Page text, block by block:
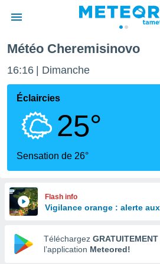
de
Météo Cheremisinovo
16:16 Dimanche
Éclaircies
25°
Sensation de 26°
Flash info
Vigilance orange : alerte
Téléchargez GRATUITEMENT
l’application Meteored!